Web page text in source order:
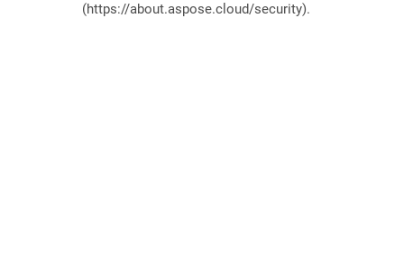
(https://about.aspose.cloud/security).